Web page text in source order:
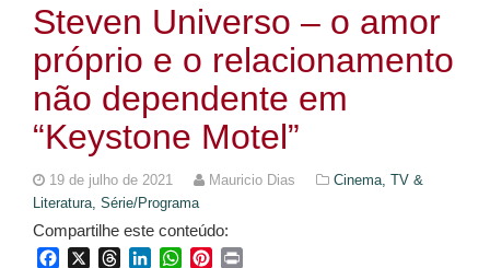
Steven Universo – o amor
próprio e o relacionamento
não dependente em
“Keystone Motel”
19 de julho de 2021 Mauricio Dias
Cinema, TV &
Literatura, Série/Programa
Compartilhe este conteúdo:
FacebookThreadsLinkedInWhatsApp
Pinterest